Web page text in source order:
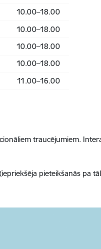
10.00–18.00
10.00–18.00
10.00–18.00
10.00–18.00
11.00–16.00
traucējumiem.
pieteikšanās pa